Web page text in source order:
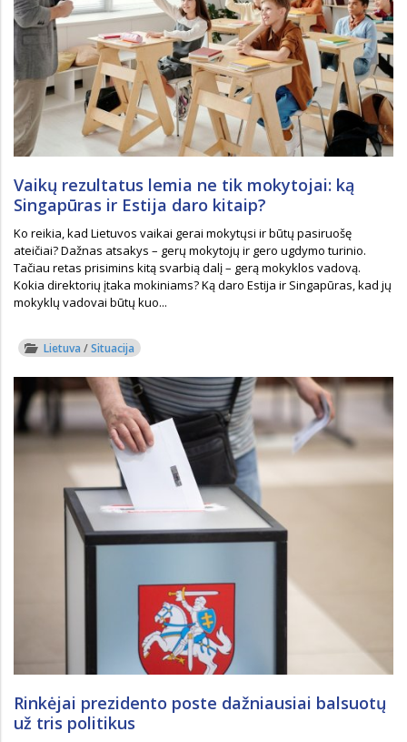
Vaikų rezultatus lemia ne tik mokytojai: ką
Singapūras ir Estija daro kitaip?
Ko reikia, kad Lietuvos vaikai gerai mokytųsi ir būtų pasiruošę
ateičiai? Dažnas atsakys – gerų mokytojų ir gero ugdymo turinio.
Tačiau retas prisimins kitą svarbią dalį – gerą mokyklos vadovą.
Kokia direktorių įtaka mokiniams? Ką daro Estija ir Singapūras, kad jų
mokyklų vadovai būtų kuo...
Lietuva /Situacija
Rinkėjai prezidento poste dažniausiai balsuotų
už tris politikus